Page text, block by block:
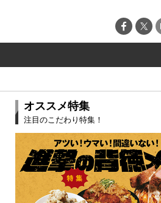
オススメ特集
注目のこだわり特集！